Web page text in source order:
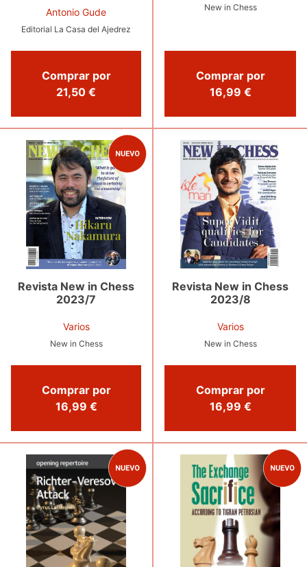
Antonio Gude
Editorial La Casa del Ajedrez
Comprar por
21,50 €
New in Chess
Comprar por
16,99 €
Revista New in Chess
2023/7
Varios
New in Chess
Comprar por
16,99 €
Revista New in Chess
2023/8
Varios
New in Chess
Comprar por
16,99 €